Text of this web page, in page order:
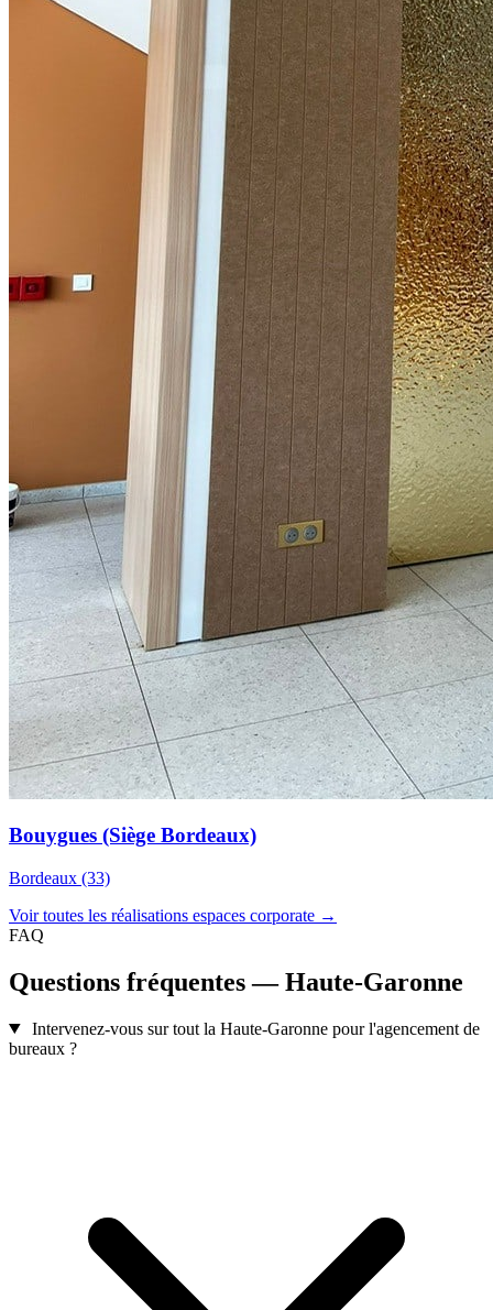
Bouygues (Siège Bordeaux)
Bordeaux (33)
Voir toutes les réalisations espaces corporate →
FAQ
Questions fréquentes — Haute-Garonne
Intervenez-vous sur tout la Haute-Garonne pour l'agencement de
bureaux ?